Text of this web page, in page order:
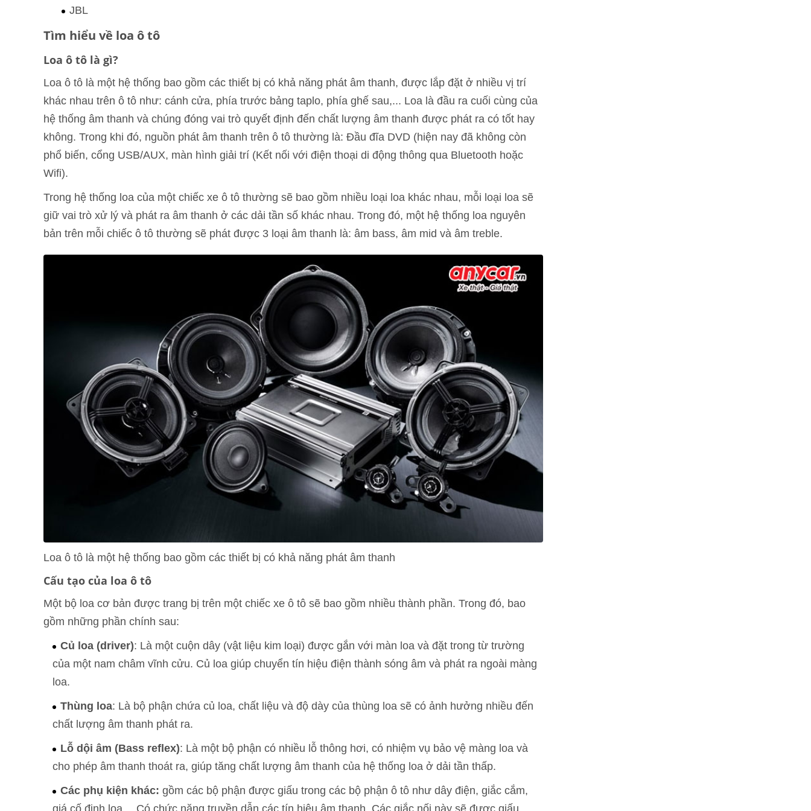
JBL
Tìm hiểu về loa ô tô
Loa ô tô là gì?
Loa ô tô là một hệ thống bao gồm các thiết bị có khả năng phát âm thanh, được lắp đặt ở nhiều vị trí
khác nhau trên ô tô như: cánh cửa, phía trước bảng taplo, phía ghế sau,... Loa là đầu ra cuối cùng của
hệ thống âm thanh và chúng đóng vai trò quyết định đến chất lượng âm thanh được phát ra có tốt hay
không. Trong khi đó, nguồn phát âm thanh trên ô tô thường là: Đầu đĩa DVD (hiện nay đã không còn
phổ biến, cổng USB/AUX, màn hình giải trí (Kết nối với điện thoại di động thông qua Bluetooth hoặc
Wifi).
Trong hệ thống loa của một chiếc xe ô tô thường sẽ bao gồm nhiều loại loa khác nhau, mỗi loại loa sẽ
giữ vai trò xử lý và phát ra âm thanh ở các dải tần số khác nhau. Trong đó, một hệ thống loa nguyên
bản trên mỗi chiếc ô tô thường sẽ phát được 3 loại âm thanh là: âm bass, âm mid và âm treble.
Loa ô tô là một hệ thống bao gồm các thiết bị có khả năng phát âm thanh
Cấu tạo của loa ô tô
Một bộ loa cơ bản được trang bị trên một chiếc xe ô tô sẽ bao gồm nhiều thành phần. Trong đó, bao
gồm những phần chính sau:
Củ loa (driver): Là một cuộn dây (vật liệu kim loại) được gắn với màn loa và đặt trong từ trường
của một nam châm vĩnh cửu. Củ loa giúp chuyển tín hiệu điện thành sóng âm và phát ra ngoài màng
loa.
Thùng loa: Là bộ phận chứa củ loa, chất liệu và độ dày của thùng loa sẽ có ảnh hưởng nhiều đến
chất lượng âm thanh phát ra.
Lỗ dội âm (Bass reflex): Là một bộ phận có nhiều lỗ thông hơi, có nhiệm vụ bảo vệ màng loa và
cho phép âm thanh thoát ra, giúp tăng chất lượng âm thanh của hệ thống loa ở dải tần thấp.
Các phụ kiện khác: gồm các bộ phận được giấu trong các bộ phận ô tô như dây điện, giắc cắm,